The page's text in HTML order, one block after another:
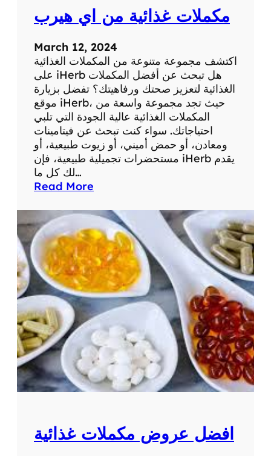
س
م
ن
مكملات غذائية من اي هيرب
March 12, 2024
اكتشف مجموعة متنوعة من المكملات الغذائية
على iHerb هل تبحث عن أفضل المكملات
الغذائية لتعزيز صحتك ورفاهيتك؟ تفضل بزيارة
موقع iHerb، حيث تجد مجموعة واسعة من
المكملات الغذائية عالية الجودة التي تلبي
احتياجاتك. سواء كنت تبحث عن فيتامينات
ومعادن، أو حمض أميني، أو زيوت طبيعية، أو
مستحضرات تجميلية طبيعية، فإن iHerb يقدم
لك كل ما…
Read More
ك
م
ل
ا
ت
غ
ذ
ا
ي
ة
م
ن
ا
ي
افضل عروض مكملات غذائية